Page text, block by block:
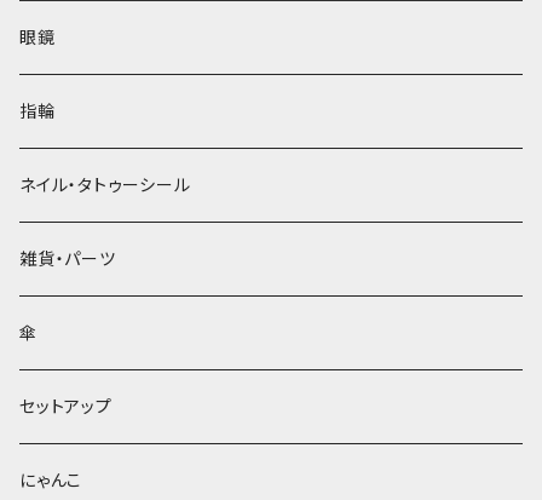
眼鏡
指輪
ネイル・タトゥーシール
雑貨・パーツ
傘
セットアップ
にゃんこ